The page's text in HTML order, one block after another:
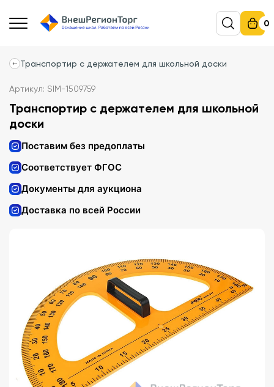
0
Транспортир с держателем для школьной доски
Артикул: SIM-1509759
Транспортир с держателем для школьной
доски
Поставим без предоплаты
Соответствует ФГОС
Документы для аукциона
Доставка по всей России